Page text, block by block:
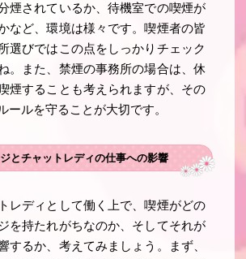
煙されているか、待機室での喫煙が
など、環境は様々です。喫煙者の皆
選びではこの点をしっかりチェック
。また、禁煙の事務所の場合は、休
煙することも考えられますが、その
ールを守ることが大切です。
とチャットレディの仕事への影響
レディとして働く上で、喫煙がどの
を持たれがちなのか、そしてそれが
するか、考えてみましょう。まず、